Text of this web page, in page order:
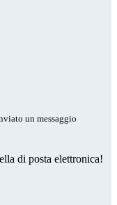
un messaggio
di posta elettronica!